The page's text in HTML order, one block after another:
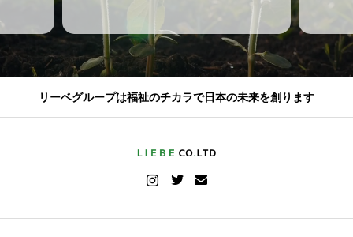
リーベグループは福祉のチカラで日本の未来を創ります